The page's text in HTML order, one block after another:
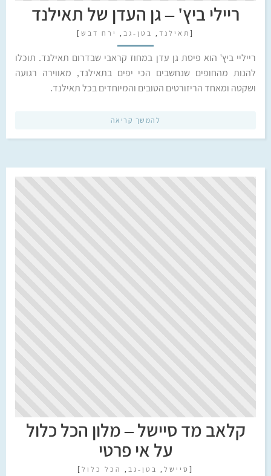
ריילי ביץ' – גן העדן של תאילנד
[ תאילנד , בטן-גב , ירח דבש ]
רייליי ביץ' הוא פיסת גן עדן במחוז קראבי שבדרום תאילנד. תוכלו
להנות מהחופים שנחשבים הכי יפים בתאילנד, מאווירה רגועה
ושקטה ומאחד הריזורטים הטובים והמיוחדים בכל תאילנד.
להמשך קריאה
קלאב מד סיישל – מלון הכל כלול
על אי פרטי
[ סיישל , בטן-גב , הכל כלול ]